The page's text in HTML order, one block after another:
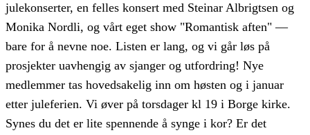
julekonserter, en felles konsert med Steinar Albrigtsen og
Monika Nordli, og vårt eget show "Romantisk aften" —
bare for å nevne noe. Listen er lang, og vi går løs på
prosjekter uavhengig av sjanger og utfordring! Nye
medlemmer tas hovedsakelig inn om høsten og i januar
etter juleferien. Vi øver på torsdager kl 19 i Borge kirke.
Synes du det er lite spennende å synge i kor? Er det